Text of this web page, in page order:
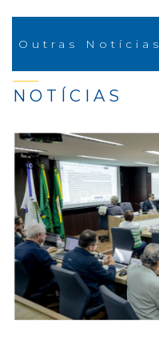
Outras Notícias
NOTÍCIAS